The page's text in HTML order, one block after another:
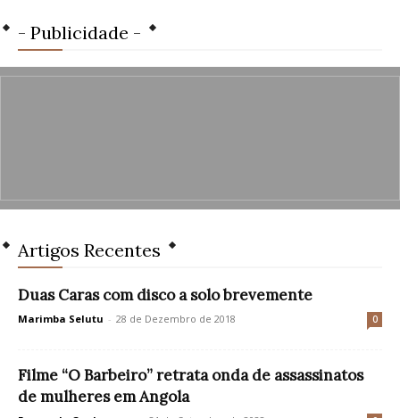
- Publicidade -
Artigos Recentes
Duas Caras com disco a solo brevemente
Marimba Selutu - 28 de Dezembro de 2018 0
Filme “O Barbeiro” retrata onda de assassinatos
de mulheres em Angola